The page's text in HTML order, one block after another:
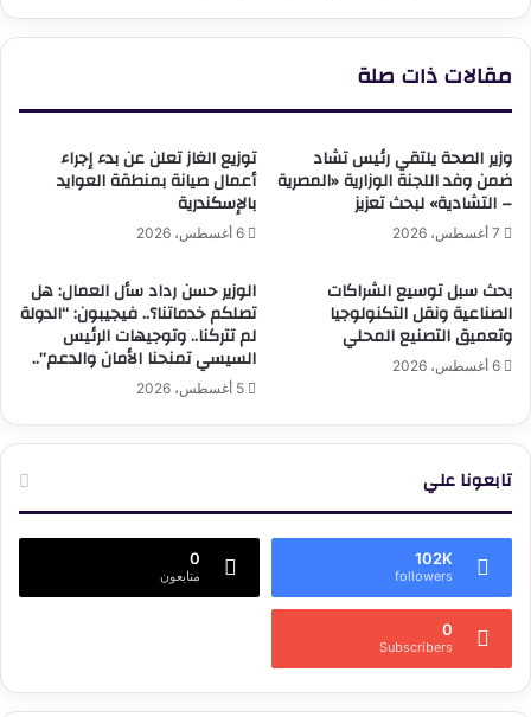
مقالات ذات صلة
وزير الصحة يلتقي رئيس تشاد
ضمن وفد اللجنة الوزارية «المصرية
– التشادية» لبحث تعزيز
7 أغسطس، 2026
توزيع الغاز تعلن عن بدء إجراء
أعمال صيانة بمنطقة العوايد
بالإسكندرية
6 أغسطس، 2026
بحث سبل توسيع الشراكات
الصناعية ونقل التكنولوجيا
وتعميق التصنيع المحلي
6 أغسطس، 2026
الوزير حسن رداد سأل العمال: هل
تصلكم خدماتنا؟.. فيجيبون: “الدولة
لم تتركنا.. وتوجيهات الرئيس
السيسي تمنحنا الأمان والدعم”..
5 أغسطس، 2026
تابعونا علي
102K
followers
0
متابعون
0
Subscribers